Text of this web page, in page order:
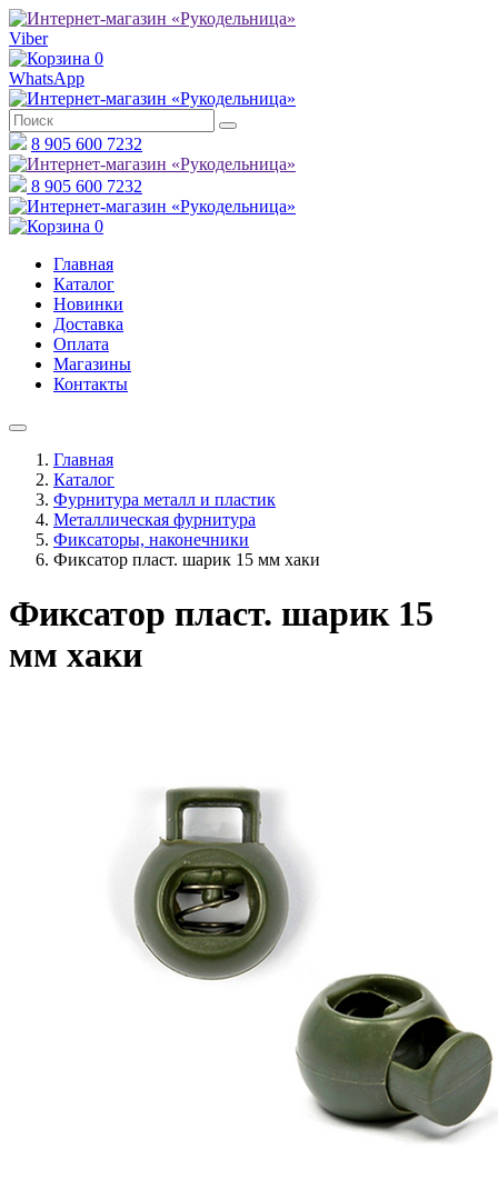
Viber
0
WhatsApp
8 905 600 7232
8 905 600 7232
0
Главная
Каталог
Новинки
Доставка
Оплата
Магазины
Контакты
Главная
Каталог
Фурнитура металл и пластик
Металлическая фурнитура
Фиксаторы, наконечники
Фиксатор пласт. шарик 15 мм хаки
Фиксатор пласт. шарик 15
мм хаки